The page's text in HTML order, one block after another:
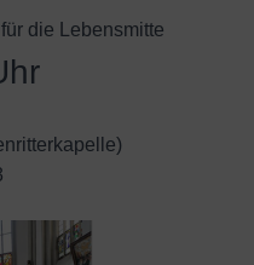
die Lebensmitte